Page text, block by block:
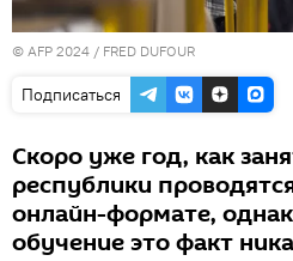
© AFP 2024 / FRED DUFOUR
Подписаться
Скоро уже год, как
республики
онлайн-формате,
обучение это факт